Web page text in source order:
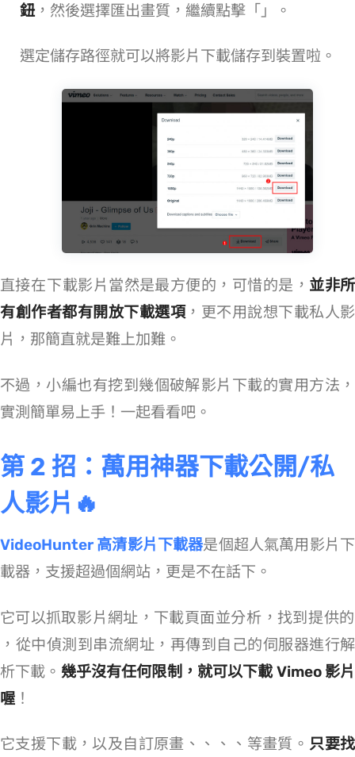
鈕，然後選擇匯出畫質，繼續點擊「Download」。
選定儲存路徑就可以將 Vimeo 影片下載儲存到裝置啦。
直接在 Vimeo 下載影片當然是最方便的，可惜的是， 並非所
有創作者都有開放下載選項，更不用說想下載私人影
片，那簡直就是難上加難。
不過，小編也有挖到幾個破解 Vimeo 影片下載的實用方法，
實測簡單易上手！一起看看吧。
第 2 招：萬用神器下載公開/私
人影片🔥
VideoHunter 高清影片下載器是個超人氣萬用影片下
載器，支援超過 1,000 個網站，Vimeo 更是不在話下。
它可以抓取 Vimeo 影片網址，下載頁面 HTML 並分析 JavaScript，找到 Vimeo 提供的 Config Jso
n，從中偵測到串流網址，再傳到自己的伺服器進行解
析下載。 幾乎沒有任何限制，就可以下載 Vimeo 影片
喔 ！
它支援下載 Vimeo MP4/MKV/MOV，以及自訂原畫、4K、2K、1080p、720p 等畫質。 只要找